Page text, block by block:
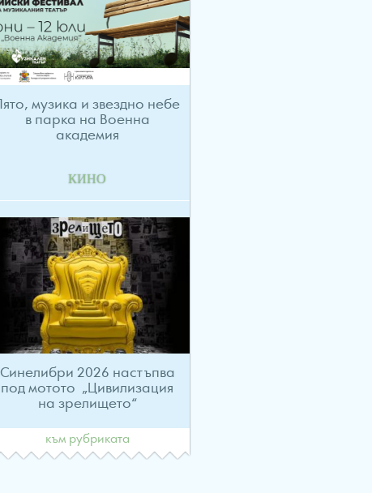
музика и звездно небе
в парка на Военна
академия
КИНО
Синелибри 2026 настъпва
под мотото „Цивилизация
на зрелището“
към рубриката